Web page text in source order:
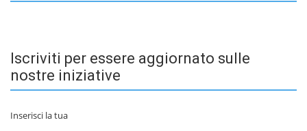
Iscriviti per essere aggiornato sulle
nostre iniziative
Inserisci la tua